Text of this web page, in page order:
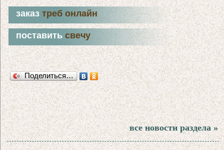
заказтреб онлайн
поставитьсвечу
Поделиться…
все новости раздела »